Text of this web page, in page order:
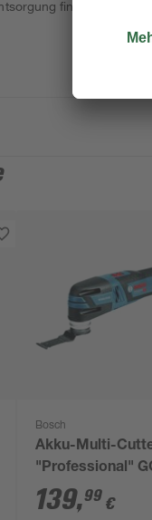
findest du
Bosch
Akku-Multi-
"Professional"
12V-28
139,99 €